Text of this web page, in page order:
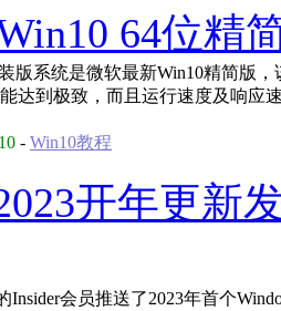
64位精
版系统是微软最新Win10精简版
达到极致，而且运行速度及响应
- Win10教程
开年更新
Insider会员推送了2023年首个